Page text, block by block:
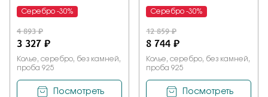
Серебро -30%
4 893 ₽
3 327 ₽
Колье, серебро, без камней,
проба 925
Посмотреть
Серебро -30%
12 859 ₽
8 744 ₽
Колье, серебро, без камней,
проба 925
Посмотреть